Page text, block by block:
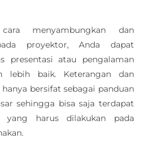
menyambungkan dan
proyektor, Anda dapat
presentasi atau pengalaman
lebih baik. Keterangan dan
bersifat sebagai panduan
sehingga bisa saja terdapat
yang harus dilakukan pada